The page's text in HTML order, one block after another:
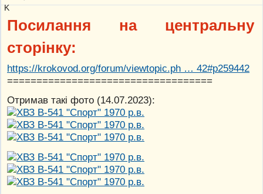
Посилання на центральну
сторінку:
https://krokovod.org/forum/viewtopic.ph … 42#p259442
===================================
Отримав такі фото (14.07.2023):